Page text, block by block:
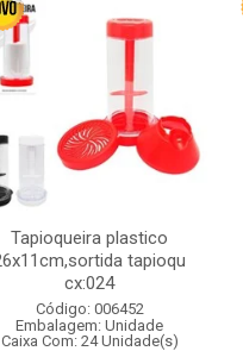
Tapioqueira plastico
tapioqu
cx:024
Código: 006452
Embalagem: Unidade
Caixa Com: 24 Unidade(s)